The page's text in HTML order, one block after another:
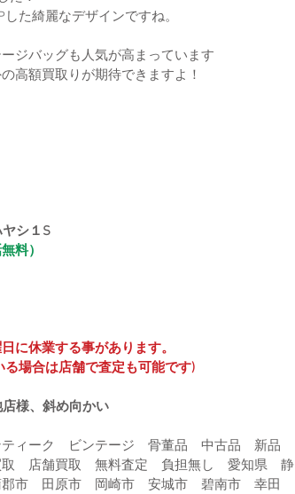
た綺麗なデザインですね。
ジバッグも人気が高まっています
高額買取りが期待できますよ！
シ１S
料）
に休業する事があります。
場合は店舗で査定も可能です)
様、斜め向かい
ィーク　ビンテージ　骨董品　中古品　新品
　店舗買取　無料査定　負担無し　愛知県　静
市　田原市　岡崎市　安城市　碧南市　幸田